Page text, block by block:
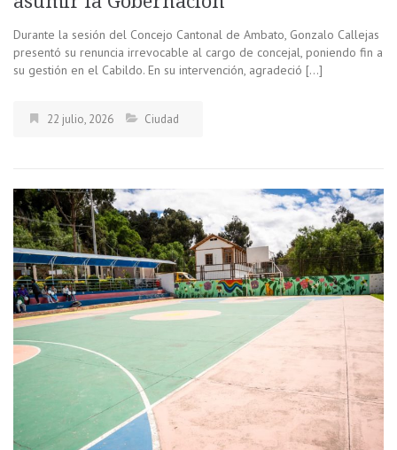
Durante la sesión del Concejo Cantonal de Ambato, Gonzalo Callejas
presentó su renuncia irrevocable al cargo de concejal, poniendo fin a
su gestión en el Cabildo. En su intervención, agradeció […]
22 julio, 2026 Ciudad